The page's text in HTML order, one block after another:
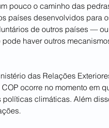
pouco o caminho das
países desenvolvidos para
de outros países —
haver outros
das Relações
ocorre no momento em
climáticas. Além